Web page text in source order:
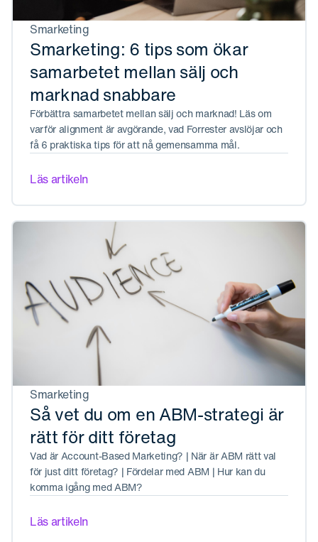
Smarketing
Smarketing: 6 tips som ökar
samarbetet mellan sälj och
marknad snabbare
Förbättra samarbetet mellan sälj och marknad! Läs om
varför alignment är avgörande, vad Forrester avslöjar och
få 6 praktiska tips för att nå gemensamma mål.
Läs artikeln
Smarketing
Så vet du om en ABM-strategi är
rätt för ditt företag
Vad är Account-Based Marketing? | När är ABM rätt val
för just ditt företag? | Fördelar med ABM | Hur kan du
komma igång med ABM?
Läs artikeln